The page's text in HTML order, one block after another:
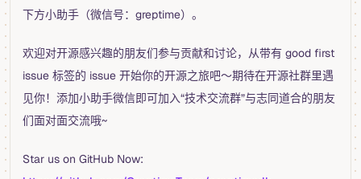
下方小助手（微信号：greptime）。
欢迎对开源感兴趣的朋友们参与贡献和讨论，从带有 good first
issue 标签的 issue 开始你的开源之旅吧～期待在开源社群里遇
见你！添加小助手微信即可加入“技术交流群”与志同道合的朋友
们面对面交流哦~
Star us on GitHub Now: